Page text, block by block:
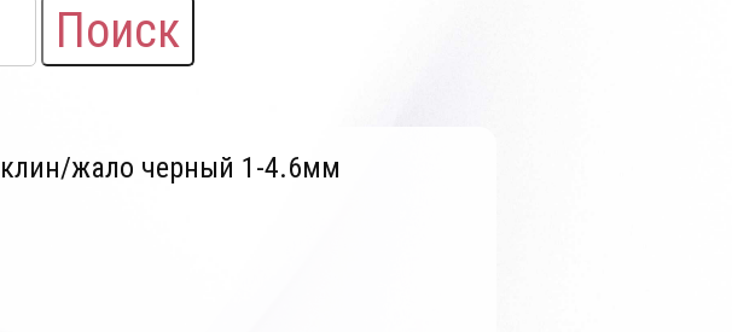
Поиск
жало черный 1-4.6мм